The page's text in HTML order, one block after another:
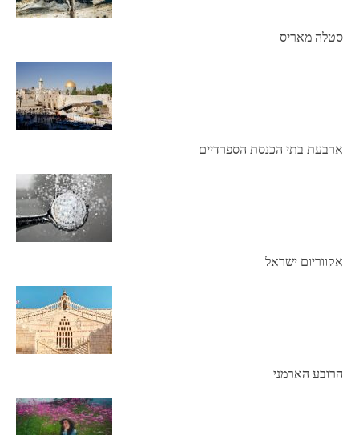
סטלה מאריס
ארבעת בתי הכנסת הספרדיים
אקווריום ישראל
הרובע הארמני